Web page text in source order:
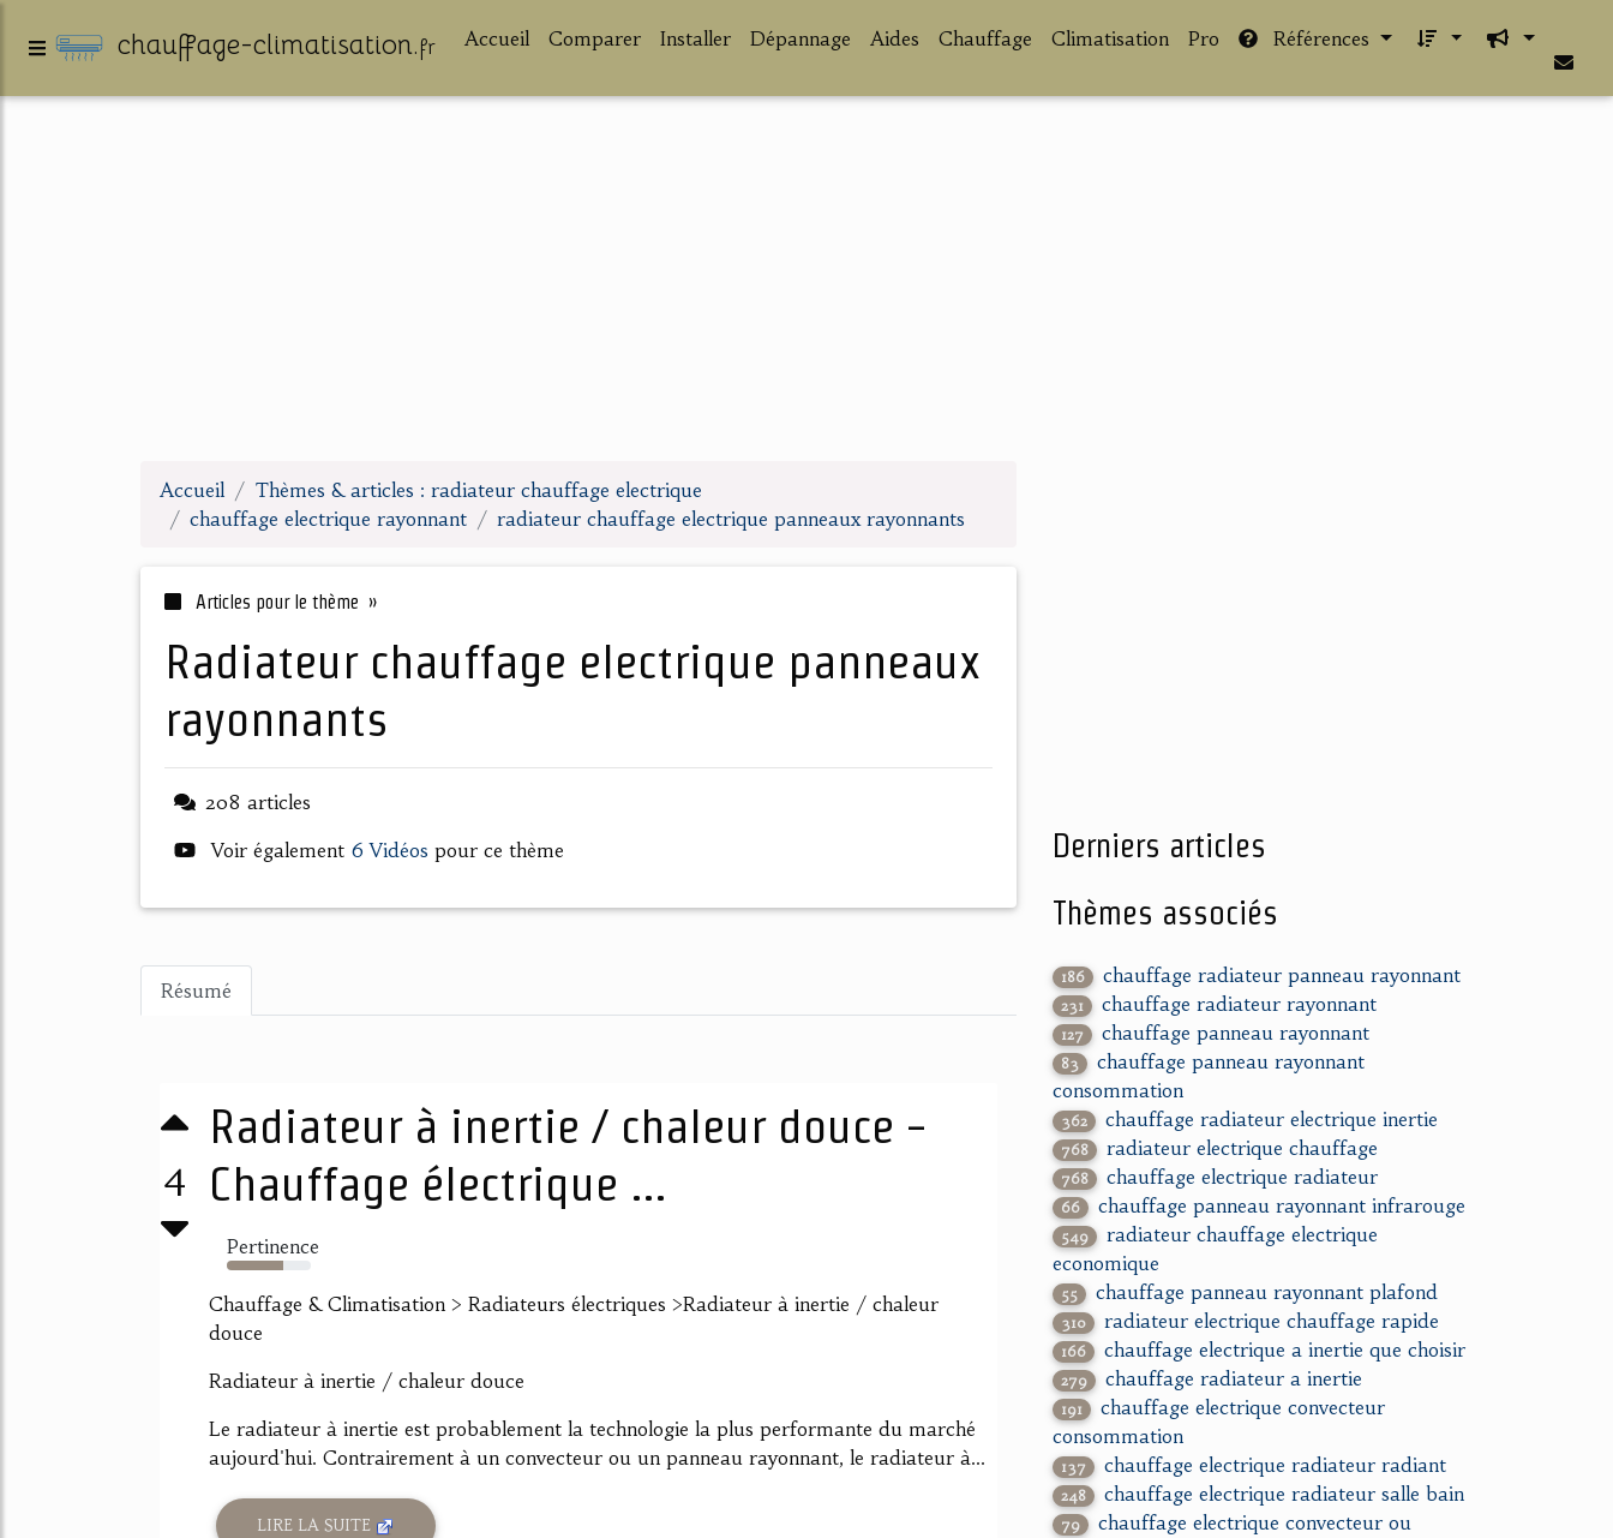
chauffage-climatisation.fr Accueil Comparer Installer Dépannage Aides Chauffage Climatisation Pro Références
Accueil
Thèmes & articles : radiateur chauffage electrique
chauffage electrique rayonnant
radiateur chauffage electrique panneaux rayonnants
Articles pour le thème »
radiateur chauffage electrique panneaux
rayonnants
208 articles
Voir également 6 Vidéos pour ce thème
Résumé
4
Radiateur à inertie / chaleur douce -
Chauffage électrique ...
Pertinence
67%
Chauffage & Climatisation > Radiateurs électriques >Radiateur à inertie / chaleur
douce
Radiateur à inertie / chaleur douce
Le radiateur à inertie est probablement la technologie la plus performante du marché
aujourd'hui. Contrairement à un convecteur ou un panneau rayonnant, le radiateur à...
LIRE LA SUITE
Derniers articles
Thèmes associés
186 chauffage radiateur panneau rayonnant
231 chauffage radiateur rayonnant
127 chauffage panneau rayonnant
83
chauffage panneau rayonnant
consommation
362 chauffage radiateur electrique inertie
768 radiateur electrique chauffage
768 chauffage electrique radiateur
66 chauffage panneau rayonnant infrarouge
549
radiateur chauffage electrique
economique
55 chauffage panneau rayonnant plafond
310 radiateur electrique chauffage rapide
166 chauffage electrique a inertie que choisir
279 chauffage radiateur a inertie
191
chauffage electrique convecteur
consommation
137 chauffage electrique radiateur radiant
248 chauffage electrique radiateur salle bain
79
chauffage electrique convecteur ou